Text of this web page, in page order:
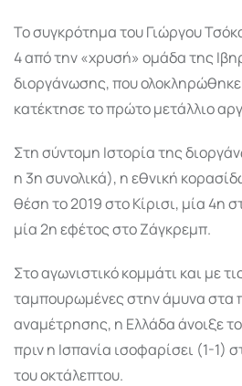
Το συγκρότημα του Γιώργου
4 από την «χρυσή» ομάδα της
διοργάνωσης, που
κατέκτησε το πρώτο μετάλλιο
Στη σύντομη Ιστορία της
η 3η συνολικά), η εθνική
θέση το 2019 στο Κίρισι, μία 4η
μία 2η εφέτος στο Ζάγκρεμπ.
Στο αγωνιστικό κομμάτι και με
ταμπουρωμένες στην άμυνα στα
αναμέτρησης, η Ελλάδα άνοιξε
πριν η Ισπανία ισοφαρίσει (1-1)
του οκτάλεπτου.